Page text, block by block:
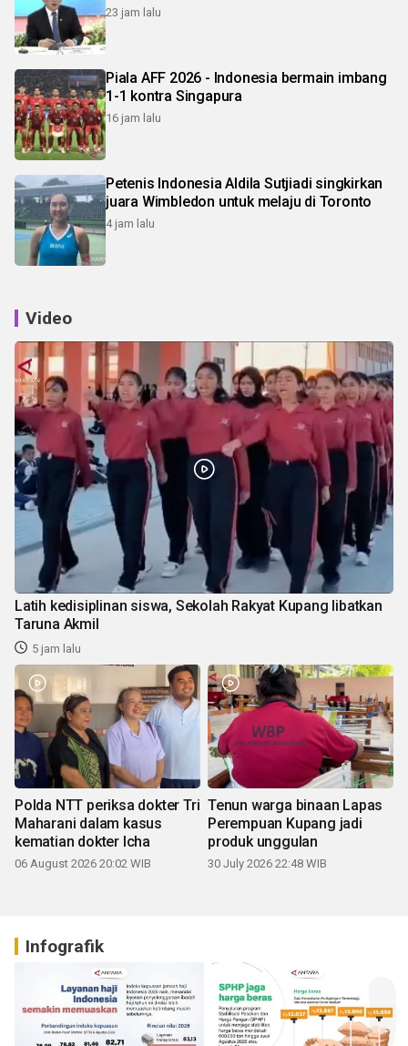
23 jam lalu
Piala AFF 2026 - Indonesia bermain imbang
1-1 kontra Singapura
16 jam lalu
Petenis Indonesia Aldila Sutjiadi singkirkan
juara Wimbledon untuk melaju di Toronto
4 jam lalu
Video
Latih kedisiplinan siswa, Sekolah Rakyat Kupang libatkan
Taruna Akmil
5 jam lalu
Polda NTT periksa dokter Tri
Maharani dalam kasus
kematian dokter Icha
06 August 2026 20:02 WIB
Tenun warga binaan Lapas
Perempuan Kupang jadi
produk unggulan
30 July 2026 22:48 WIB
Infografik